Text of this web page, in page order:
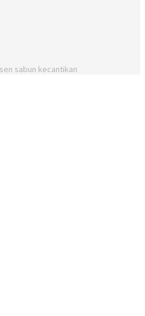
sabun kecantikan